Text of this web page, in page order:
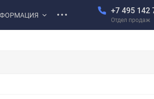
+7 495 142
Отдел продаж